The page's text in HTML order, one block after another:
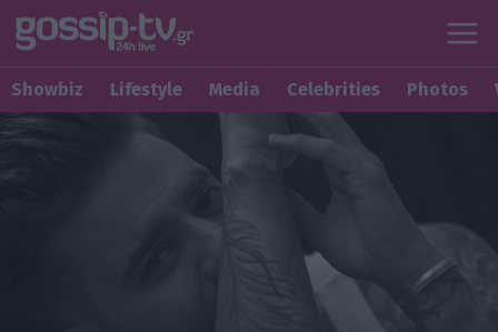
Showbiz Lifestyle Media Celebrities Photos